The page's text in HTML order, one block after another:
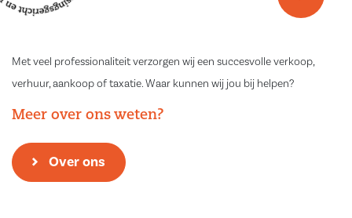
Met veel professionaliteit verzorgen wij een succesvolle verkoop,
verhuur, aankoop of taxatie. Waar kunnen wij jou bij helpen?
Meer over ons weten?
Over ons